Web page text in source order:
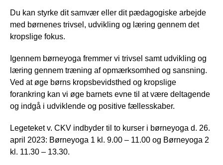
Du kan styrke dit samvær eller dit pædagogiske arbejde
med børnenes trivsel, udvikling og læring gennem det
kropslige fokus.
Igennem børneyoga fremmer vi trivsel samt udvikling og
læring gennem træning af opmærksomhed og sansning.
Ved at øge børns kropsbevidsthed og kropslige
forankring kan vi øge barnets evne til at være deltagende
og indgå i udviklende og positive fællesskaber.
Legeteket v. CKV indbyder til to kurser i børneyoga d. 26.
april 2023: Børneyoga 1 kl. 9.00 – 11.00 og Børneyoga 2
kl. 11.30 – 13.30.